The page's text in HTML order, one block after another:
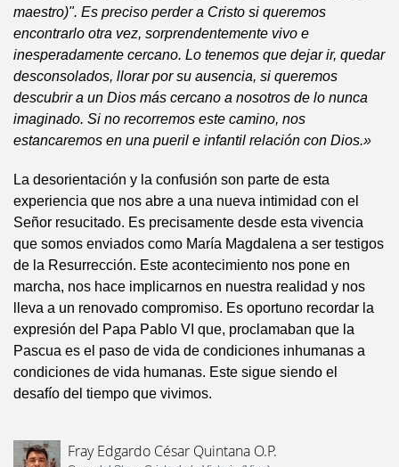
maestro)". Es preciso perder a Cristo si queremos
encontrarlo otra vez, sorprendentemente vivo e
inesperadamente cercano. Lo tenemos que dejar ir, quedar
desconsolados, llorar por su ausencia, si queremos
descubrir a un Dios más cercano a nosotros de lo nunca
imaginado. Si no recorremos este camino, nos
estancaremos en una pueril e infantil relación con Dios.»
La desorientación y la confusión son parte de esta
experiencia que nos abre a una nueva intimidad con el
Señor resucitado. Es precisamente desde esta vivencia
que somos enviados como María Magdalena a ser testigos
de la Resurrección. Este acontecimiento nos pone en
marcha, nos hace implicarnos en nuestra realidad y nos
lleva a un renovado compromiso. Es oportuno recordar la
expresión del Papa Pablo VI que, proclamaban que la
Pascua es el paso de vida de condiciones inhumanas a
condiciones de vida humanas. Este sigue siendo el
desafío del tiempo que vivimos.
Fray Edgardo César Quintana O.P.